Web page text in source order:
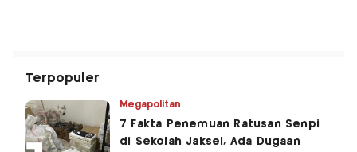
Terpopuler
Megapolitan
7 Fakta Penemuan Ratusan Senpi
di Sekolah Jaksel, Ada Dugaan